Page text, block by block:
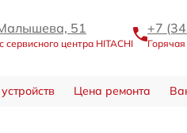
51
сервисного центра HITACHI
+7
Цена ремонта